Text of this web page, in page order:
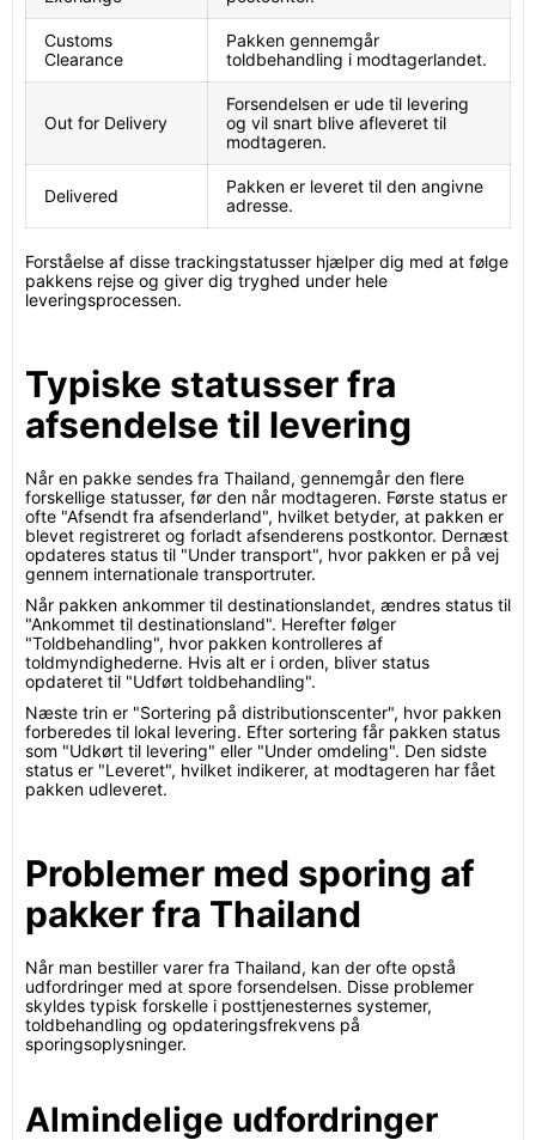
Customs
Clearance
Pakken gennemgår
toldbehandling i modtagerlandet.
Out for Delivery
Forsendelsen er ude til levering
og vil snart blive afleveret til
modtageren.
Delivered
Pakken er leveret til den angivne
adresse.
Forståelse af disse trackingstatusser hjælper dig med at følge
pakkens rejse og giver dig tryghed under hele
leveringsprocessen.
Typiske statusser fra
afsendelse til levering
Når en pakke sendes fra Thailand, gennemgår den flere
forskellige statusser, før den når modtageren. Første status er
ofte "Afsendt fra afsenderland", hvilket betyder, at pakken er
blevet registreret og forladt afsenderens postkontor. Dernæst
opdateres status til "Under transport", hvor pakken er på vej
gennem internationale transportruter.
Når pakken ankommer til destinationslandet, ændres status til
"Ankommet til destinationsland". Herefter følger
"Toldbehandling", hvor pakken kontrolleres af
toldmyndighederne. Hvis alt er i orden, bliver status
opdateret til "Udført toldbehandling".
Næste trin er "Sortering på distributionscenter", hvor pakken
forberedes til lokal levering. Efter sortering får pakken status
som "Udkørt til levering" eller "Under omdeling". Den sidste
status er "Leveret", hvilket indikerer, at modtageren har fået
pakken udleveret.
Problemer med sporing af
pakker fra Thailand
Når man bestiller varer fra Thailand, kan der ofte opstå
udfordringer med at spore forsendelsen. Disse problemer
skyldes typisk forskelle i posttjenesternes systemer,
toldbehandling og opdateringsfrekvens på
sporingsoplysninger.
Almindelige udfordringer